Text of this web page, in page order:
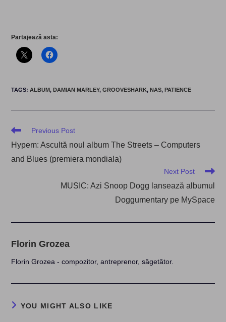
Partajează asta:
TAGS:ALBUM, DAMIAN MARLEY, GROOVESHARK, NAS, PATIENCE
Read
articles
Previous Post
Hypem: Ascultă noul album The Streets – Computers
and Blues (premiera mondiala)
Next Post
MUSIC: Azi Snoop Dogg lansează albumul
Doggumentary pe MySpace
Florin Grozea
Florin Grozea - compozitor, antreprenor, săgetător.
YOU MIGHT ALSO LIKE